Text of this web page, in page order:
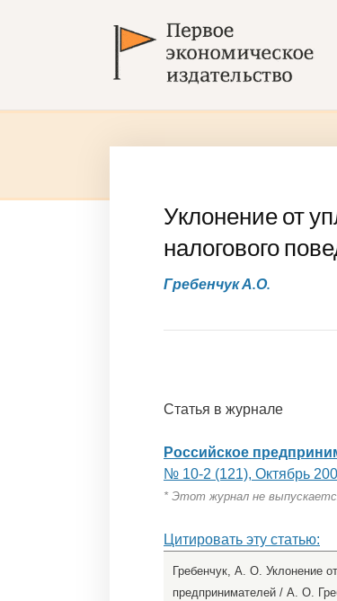
Уклонение от
налогового
Гребенчук А.О.
Статья в журнале
Российское
№ 10-2 (121), Октябрь
* Этот журнал не
Цитировать эту статью:
Гребенчук, А. О. Уклонение
предпринимателей / А. О.